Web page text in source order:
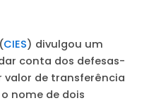
CIES) divulgou um
conta dos defesas-
de transferência
nome de dois